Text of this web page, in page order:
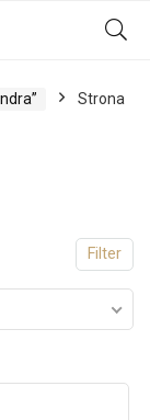
Strona
Filter